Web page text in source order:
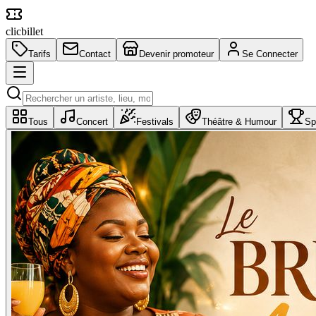
clicbillet
Tarifs Contact Devenir promoteur Se Connecter
Tous Concert Festivals Théâtre & Humour